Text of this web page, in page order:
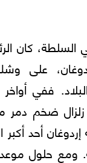
في السلطة، كان
على
ففي أواخر
ضخم دمر
إردوغان أحد
ومع حلول